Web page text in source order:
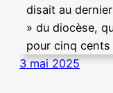
disait au
» du diocèse,
pour cinq
3 mai 2025